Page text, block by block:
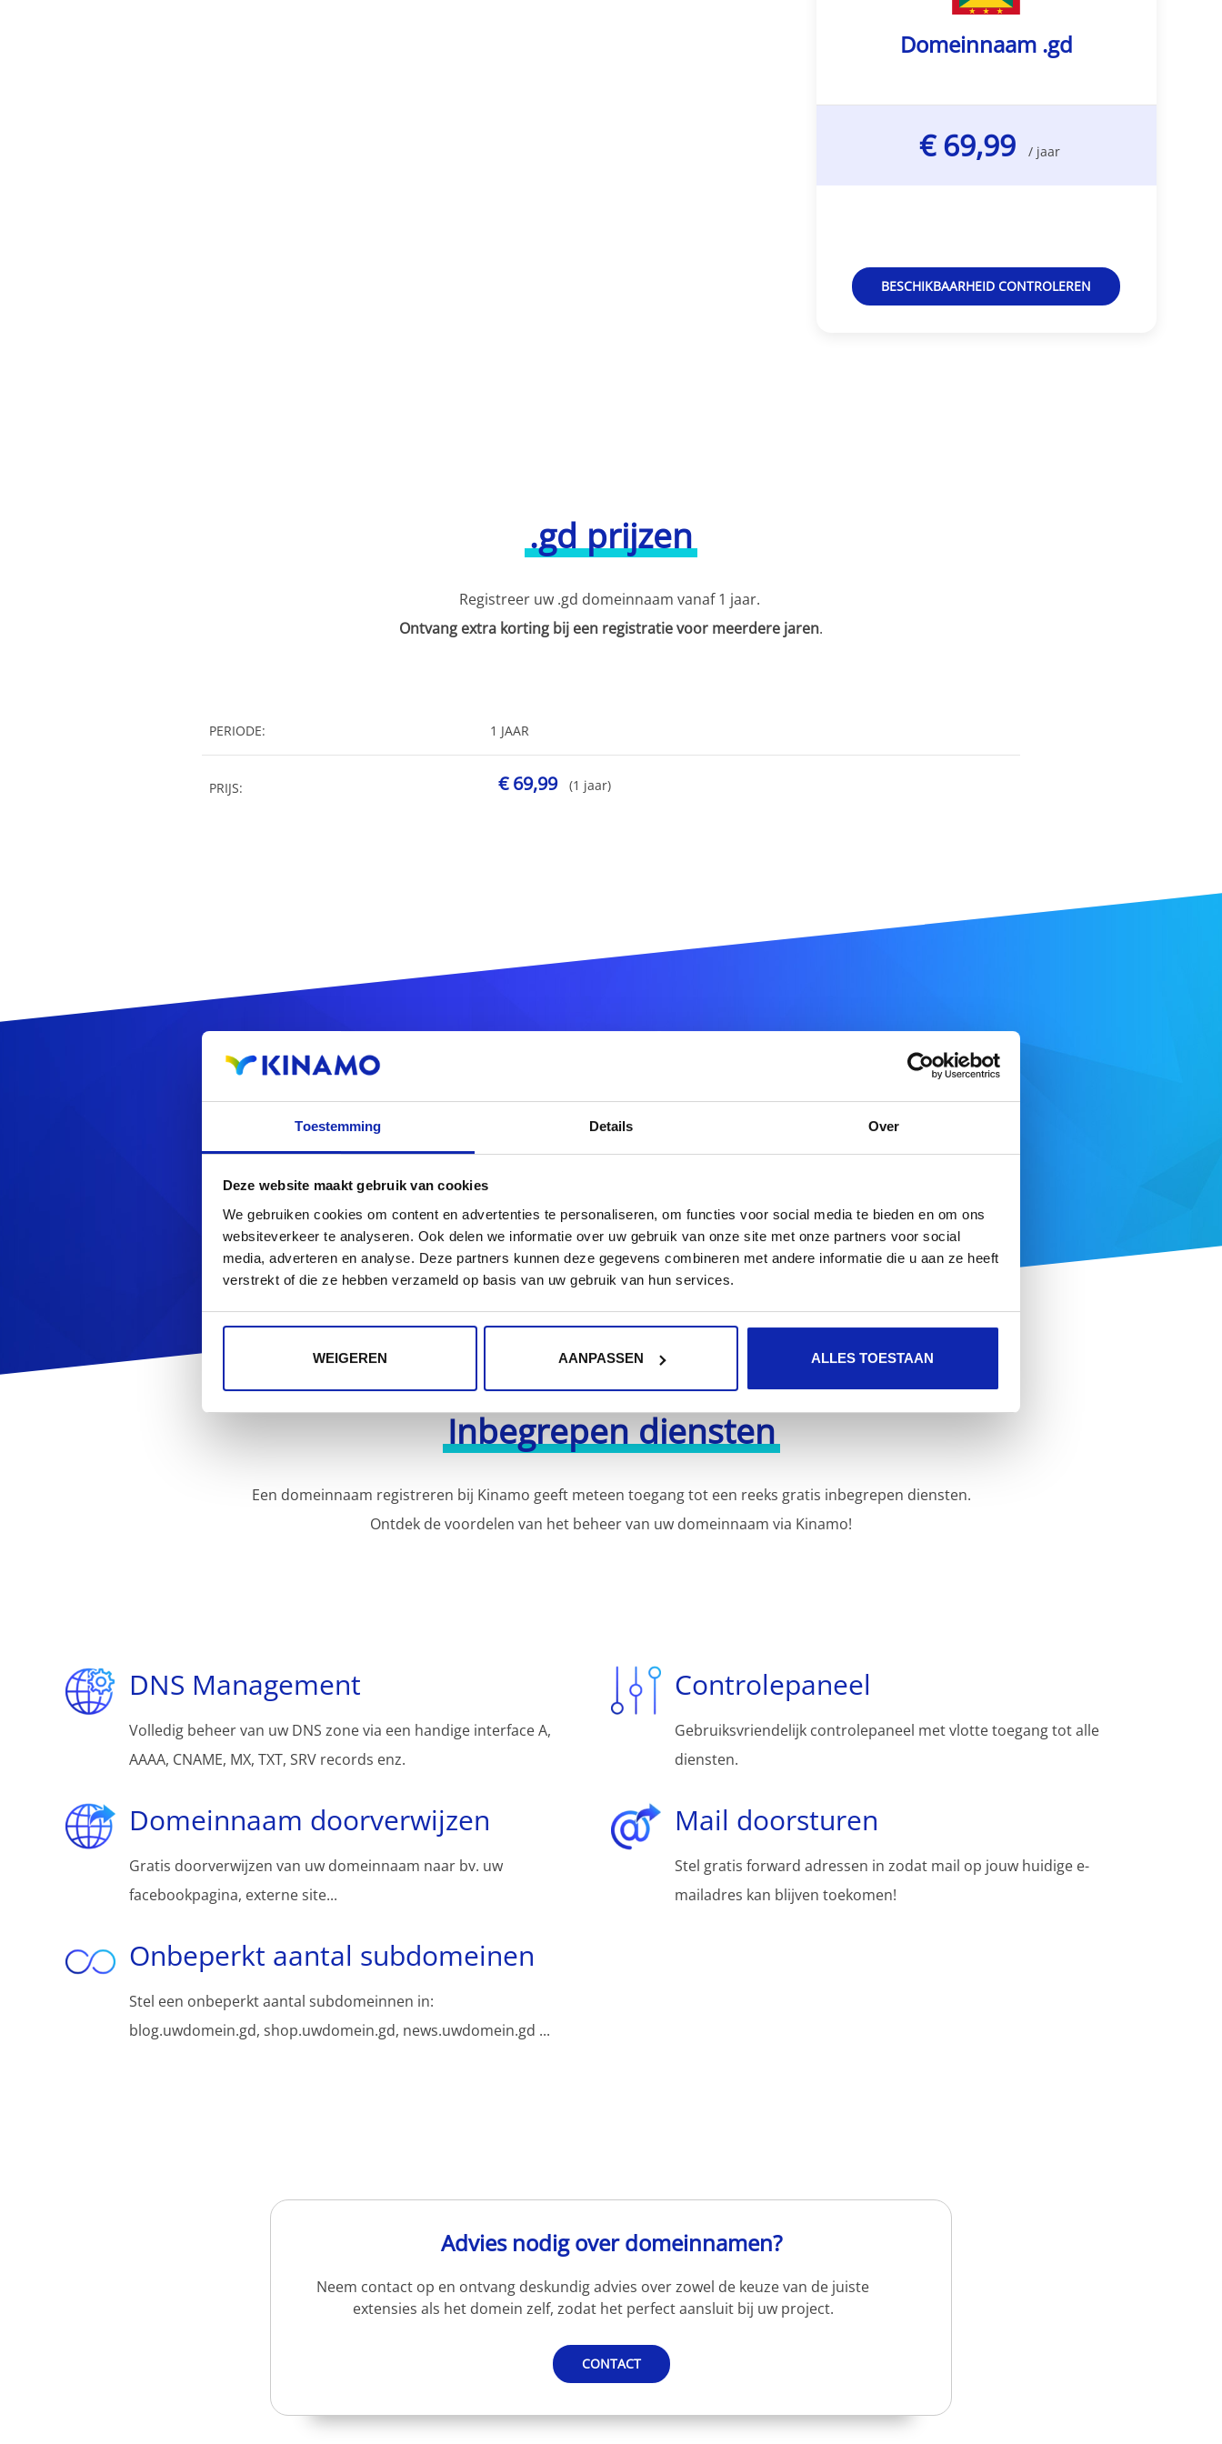
Toestemming Details Over
Deze website maakt gebruik van cookies
We gebruiken cookies om content en advertenties te personaliseren, om functies voor social media te bieden en om ons
websiteverkeer te analyseren. Ook delen we informatie over uw gebruik van onze site met onze partners voor social
media, adverteren en analyse. Deze partners kunnen deze gegevens combineren met andere informatie die u aan ze heeft
verstrekt of die ze hebben verzameld op basis van uw gebruik van hun services.
WEIGEREN AANPASSEN ALLES TOESTAAN
Domeinnaam .gd
€ 69,99 / jaar
BESCHIKBAARHEID CONTROLEREN
.gd prijzen
Registreer uw .gd domeinnaam vanaf 1 jaar.
Ontvang extra korting bij een registratie voor meerdere jaren.
PERIODE: 1 JAAR
PRIJS: € 69,99 (1 jaar)
Registreer uw.gddomeinnaam
DOMEIN ZOEKEN
Op zoek naar meer domeinnaamextensies? Ontdek hier ons volledige aanbod
Inbegrepen diensten
Een domeinnaam registreren bij Kinamo geeft meteen toegang tot een reeks gratis inbegrepen diensten.
Ontdek de voordelen van het beheer van uw domeinnaam via Kinamo!
DNS Management
Volledig beheer van uw DNS zone via een handige interface A,
AAAA, CNAME, MX, TXT, SRV records enz.
Controlepaneel
Gebruiksvriendelijk controlepaneel met vlotte toegang tot alle
diensten.
Domeinnaam doorverwijzen
Gratis doorverwijzen van uw domeinnaam naar bv. uw
facebookpagina, externe site...
Mail doorsturen
Stel gratis forward adressen in zodat mail op jouw huidige e-
mailadres kan blijven toekomen!
Onbeperkt aantal subdomeinen
Stel een onbeperkt aantal subdomeinnen in:
blog.uwdomein.gd, shop.uwdomein.gd, news.uwdomein.gd ...
Advies nodig over domeinnamen?
Neem contact op en ontvang deskundig advies over zowel de keuze van de juiste
extensies als het domein zelf, zodat het perfect aansluit bij uw project.
CONTACT